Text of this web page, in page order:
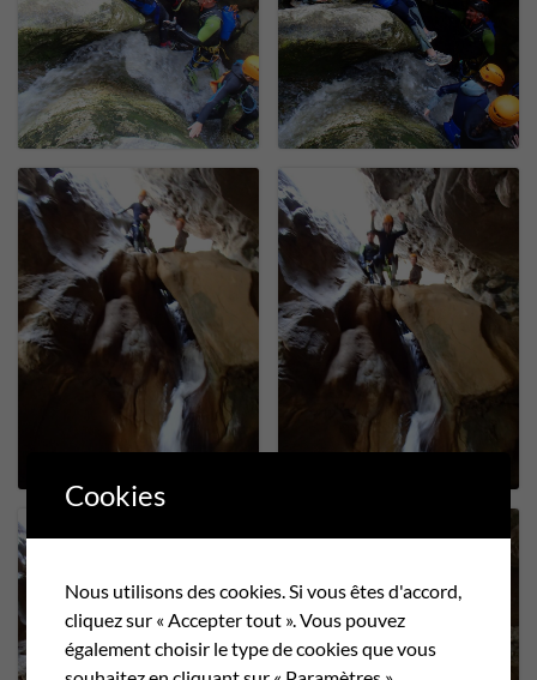
Cookies
Nous utilisons des cookies. Si vous êtes d'accord,
cliquez sur « Accepter tout ». Vous pouvez
également choisir le type de cookies que vous